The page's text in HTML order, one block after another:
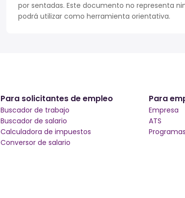
por sentadas. Este documento no representa
podrá utilizar como herramienta orientativa.
Para solicitantes de empleo
Buscador de trabajo
Buscador de salario
Calculadora de impuestos
Conversor de salario
Para
Empresa
ATS